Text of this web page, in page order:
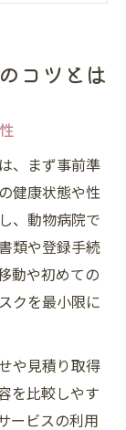
ルメント
心実現
制の特徴
の違い解説
底検証
越し準備法
ガイド
ジ準備法
需品一覧
りの工夫
コツとは
、まず事前準
健康状態や性
、動物病院で
類や登録手続
動や初めての
クを最小限に
や見積り取得
を比較しやす
ービスの利用